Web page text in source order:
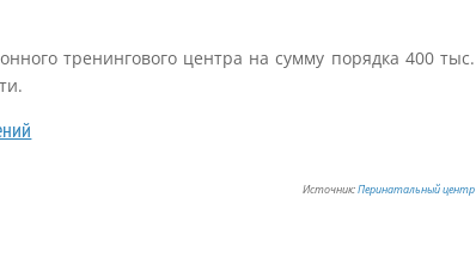
тренингового центра на сумму порядка 400 тыс.
Источник:Перинатальный центр